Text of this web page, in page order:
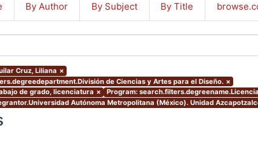
By Author By Subject By Title
Cruz, Liliana ×
de Ciencias y Artes para el Diseño. ×
de grado, licenciatura × Program:
Autónoma Metropolitana (México). Unidad